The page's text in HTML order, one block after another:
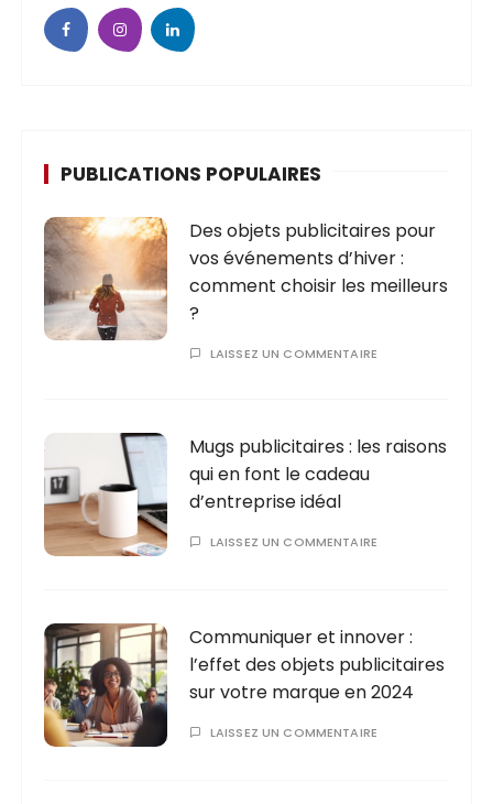
PUBLICATIONS POPULAIRES
Des objets publicitaires pour
vos événements d’hiver :
comment choisir les meilleurs
?
LAISSEZ UN COMMENTAIRE
Mugs publicitaires : les raisons
qui en font le cadeau
d’entreprise idéal
LAISSEZ UN COMMENTAIRE
Communiquer et innover :
l’effet des objets publicitaires
sur votre marque en 2024
LAISSEZ UN COMMENTAIRE